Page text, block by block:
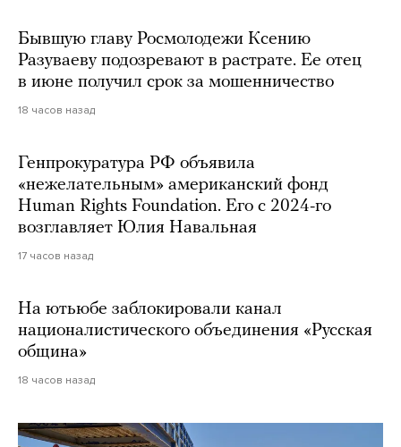
Бывшую главу Росмолодежи Ксению
Разуваеву подозревают в растрате. Ее отец
в июне получил срок за мошенничество
18 часов назад
Генпрокуратура РФ объявила
«нежелательным» американский фонд
Human Rights Foundation. Его с 2024-го
возглавляет Юлия Навальная
17 часов назад
На ютьюбе заблокировали канал
националистического объединения «Русская
община»
18 часов назад